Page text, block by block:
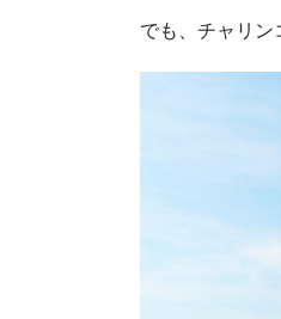
でも、チャリン